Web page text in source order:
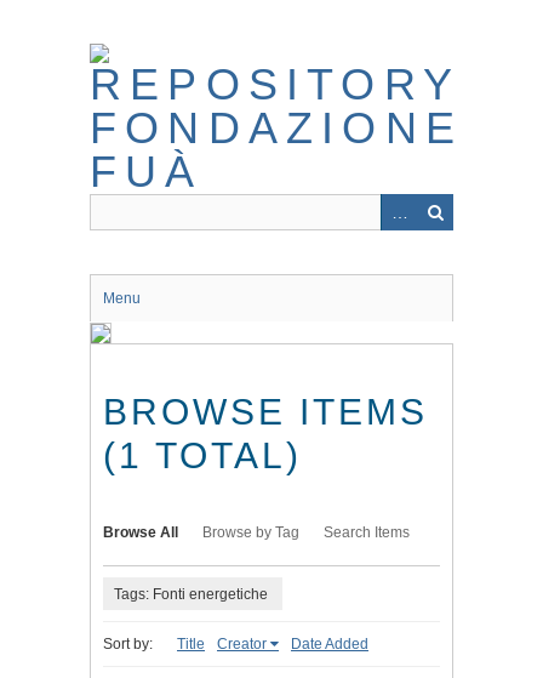
Menu
BROWSE ITEMS
(1 TOTAL)
Browse All Browse by Tag Search Items
Tags: Fonti energetiche
Sort by: Title Creator Date Added